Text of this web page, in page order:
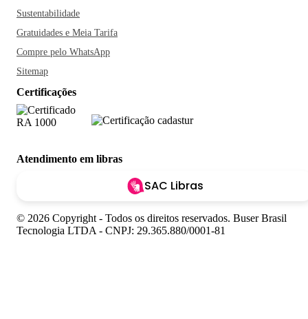
Sustentabilidade
Gratuidades e Meia Tarifa
Compre pelo WhatsApp
Sitemap
Certificações
Atendimento em libras
SAC Libras
© 2026 Copyright - Todos os direitos reservados. Buser Brasil
Tecnologia LTDA - CNPJ: 29.365.880/0001-81